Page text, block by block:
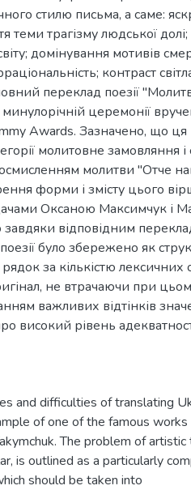
стилю письма, а саме:
теми трагізму людської долі;
домінування мотивів
контраст
переклад поезії
церемонії
Awards. Зазначено, що ця
молитовне замовляння і
молитви "Отче
форми і змісту цього
Оксаною Максимчук і
відповідним
було збережено як
за кількістю лексичних
не втрачаючи при
важливих відтінків
високий рівень
and difficulties of translating
of one of the famous
The problem of artistic
is outlined as a particularly
should be taken into